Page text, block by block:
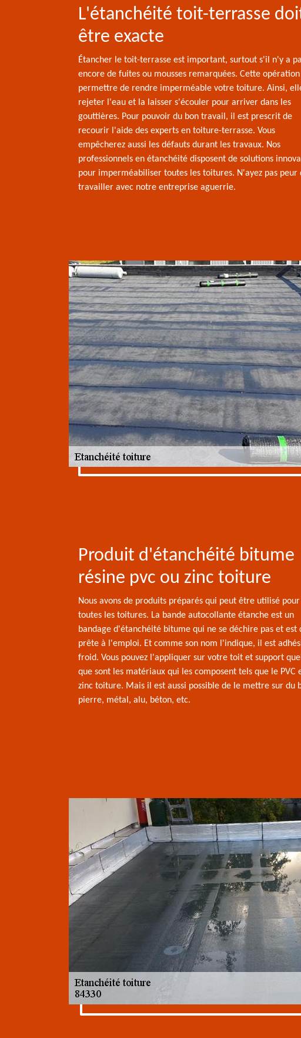
L'étanchéité toit-terrasse
être exacte
Étancher le toit-terrasse est important, surtout s'il n'y a
encore de fuites ou mousses remarquées. Cette opération
permettre de rendre imperméable votre toiture. Ainsi,
rejeter l'eau et la laisser s'écouler pour arriver dans les
gouttières. Pour pouvoir du bon travail, il est prescrit de
recourir l'aide des experts en toiture-terrasse. Vous
empêcherez aussi les défauts durant les travaux. Nos
professionnels en étanchéité disposent de solutions
pour imperméabiliser toutes les toitures. N'ayez pas peur
travailler avec notre entreprise aguerrie.
Produit d'étanchéité bitume
résine pvc ou zinc toiture
Nous avons de produits préparés qui peut être utilisé pour
toutes les toitures. La bande autocollante étanche est un
bandage d'étanchéité bitume qui ne se déchire pas et est
prête à l'emploi. Et comme son nom l'indique, il est
froid. Vous pouvez l'appliquer sur votre toit et support
que sont les matériaux qui les composent tels que le PVC
zinc toiture. Mais il est aussi possible de le mettre sur du
pierre, métal, alu, béton, etc.